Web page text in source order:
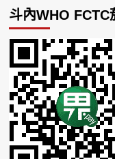
斗內WHO